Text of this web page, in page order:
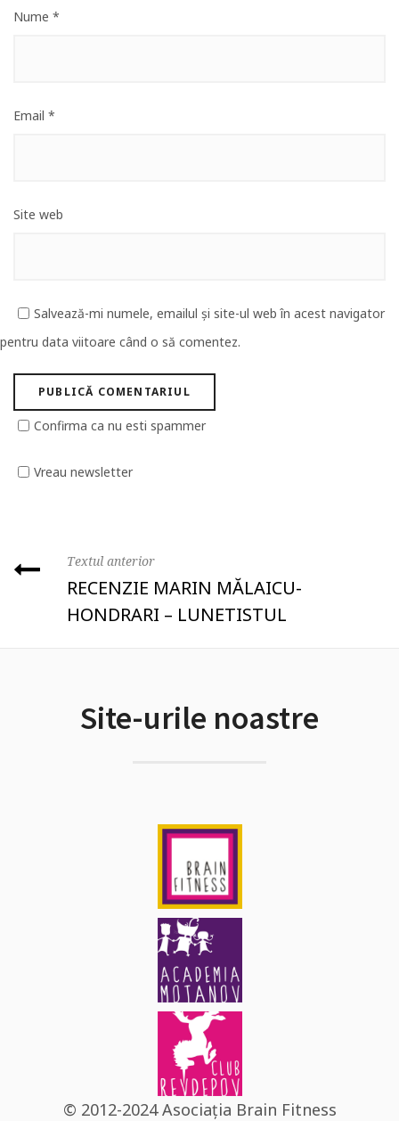
Nume *
Email *
Site web
Salvează-mi numele, emailul și site-ul web în acest navigator
pentru data viitoare când o să comentez.
Confirma ca nu esti spammer
Vreau newsletter
Textul anterior
RECENZIE MARIN MĂLAICU-
HONDRARI – LUNETISTUL
Site-urile noastre
© 2012-2024 Asociația Brain Fitness